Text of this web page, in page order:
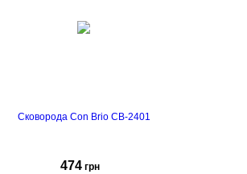
Сковорода Con Brio CB-2401
474 грн